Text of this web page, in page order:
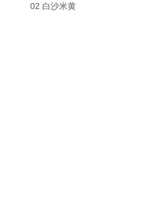
02 白沙米黄